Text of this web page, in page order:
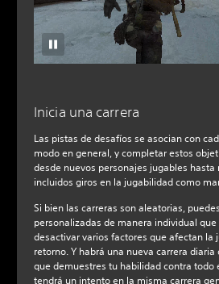
Inicia una carrera
Las pistas de desafíos se asocian con
modo en general, y completar estos
desde nuevos personajes jugables hasta
incluidos giros en la jugabilidad como
Si bien las carreras son aleatorias,
personalizadas de manera individual
desactivar varios factores que afectan la
retorno. Y habrá una nueva carrera
que demuestres tu habilidad contra todo
tendrá un intento en la misma carrera